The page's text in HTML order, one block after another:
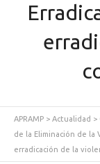
APRAMP > Actualidad >
de la Eliminación de la
erradicación de la